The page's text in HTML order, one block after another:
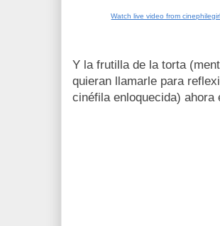
Watch live video from
Y la frutilla de la torta
quieran llamarle para
cinéfila enloquecida)